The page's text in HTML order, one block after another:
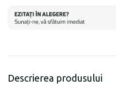
Descrierea produsului